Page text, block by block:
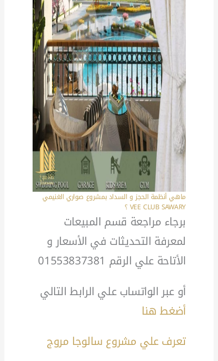
ماهي أنظمة الحجز و السداد بمشروع صواري الغنيمي
VEE CLUB SAWARY ؟
برجاء مراجعة قسم المبيعات
لمعرفة التحديثات في الأسعار و
الأتاحة علي الرقم 01553837381
أو عبر الواتساب علي الرابط التالي
أضغط هنا
تعرف علي مشروع سالوجا مروج